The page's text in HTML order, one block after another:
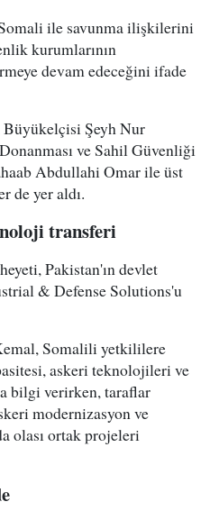
ile savunma ilişkilerini
kurumlarının
devam edeceğini ifade
Şeyh Nur
ve Sahil Güvenliği
Abdullahi Omar ile üst
de yer aldı.
transferi
Pakistan'ın devlet
& Defense Solutions'u
Somalili yetkililere
askeri teknolojileri ve
bilgi verirken, taraflar
modernizasyon ve
olası ortak projeleri